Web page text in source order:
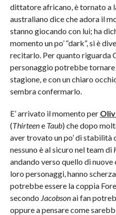
dittatore africano, è tornato a
australiano dice che adora il
stanno giocando con lui; ha
momento un po’ “dark”, si è
recitarlo. Per quanto riguarda
personaggio potrebbe tornare
stagione, e con un chiaro
sembra confermarlo.
E’ arrivato il momento per
(Thirteene Taub) che dopo
aver trovato un po’ di stabilità
nessuno è al sicuro nel team di
andando verso quello di
loro personaggi, hanno
potrebbe essere la coppia
secondo Jacobsonai fan
oppure a pensare come